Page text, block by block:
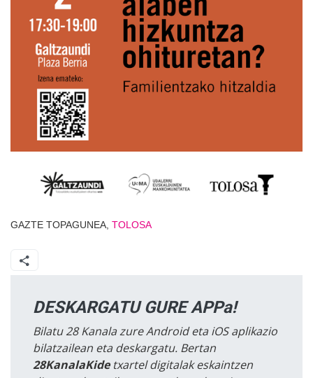
GAZTE TOPAGUNEA, TOLOSA
DESKARGATU GURE APPa!
Bilatu 28 Kanala zure Android eta iOS aplikazio
bilatzailean eta deskargatu. Bertan
28KanalaKidetxartel digitalak eskaintzen